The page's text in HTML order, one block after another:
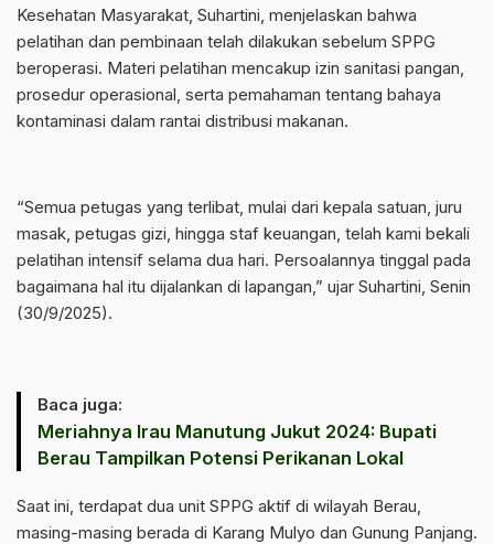
Kesehatan Masyarakat, Suhartini, menjelaskan bahwa
pelatihan dan pembinaan telah dilakukan sebelum SPPG
beroperasi. Materi pelatihan mencakup izin sanitasi pangan,
prosedur operasional, serta pemahaman tentang bahaya
kontaminasi dalam rantai distribusi makanan.
“Semua petugas yang terlibat, mulai dari kepala satuan, juru
masak, petugas gizi, hingga staf keuangan, telah kami bekali
pelatihan intensif selama dua hari. Persoalannya tinggal pada
bagaimana hal itu dijalankan di lapangan,” ujar Suhartini, Senin
(30/9/2025).
Baca juga:
Meriahnya Irau Manutung Jukut 2024: Bupati
Berau Tampilkan Potensi Perikanan Lokal
Saat ini, terdapat dua unit SPPG aktif di wilayah Berau,
masing-masing berada di Karang Mulyo dan Gunung Panjang.